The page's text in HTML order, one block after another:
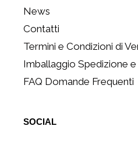
News
Contatti
Termini e Condizioni di
Imballaggio Spedizione
FAQ Domande Frequenti
SOCIAL